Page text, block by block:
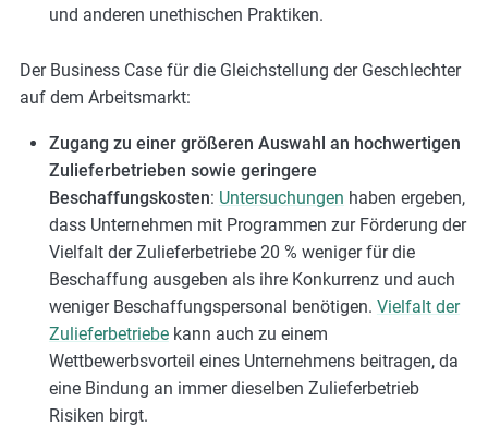
und anderen unethischen Praktiken.
Der Business Case für die Gleichstellung der Geschlechter
auf dem Arbeitsmarkt:
Zugang zu einer größeren Auswahl an hochwertigen
Zulieferbetrieben sowie geringere
Beschaffungskosten: Untersuchungen haben ergeben,
dass Unternehmen mit Programmen zur Förderung der
Vielfalt der Zulieferbetriebe 20 % weniger für die
Beschaffung ausgeben als ihre Konkurrenz und auch
weniger Beschaffungspersonal benötigen. Vielfalt der
Zulieferbetriebekann auch zu einem
Wettbewerbsvorteil eines Unternehmens beitragen, da
eine Bindung an immer dieselben Zulieferbetrieb
Risiken birgt.